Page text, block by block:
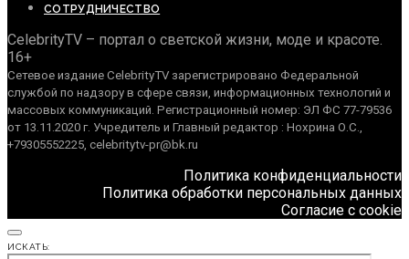
СОТРУДНИЧЕСТВО
CelebrityTV – портал о светской жизни, моде и красоте.
16+
Сетевое издание CelebrityTV зарегистрировано Федеральной
службой по надзору в сфере связи, информационных технологий и
массовых коммуникаций. Регистрационный номер: ЭЛ ФС 77-79536
от 13.11.2020 г. Учредитель и Главный редактор : Нохрина О.С.,
+79305552225, celebritytv-pr@bk.ru
Политика конфиденциальности
Политика обработки персональных данных
Согласие с cookie
ИСКАТЬ: